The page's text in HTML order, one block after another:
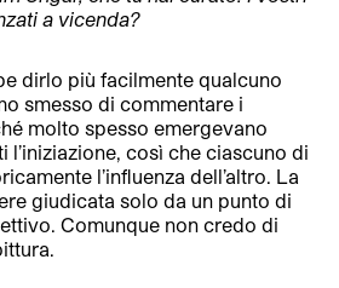
a vicenda?
dirlo più facilmente qualcuno
smesso di commentare i
molto spesso emergevano
l’iniziazione, così che ciascuno di
l’influenza dell’altro. La
giudicata solo da un punto di
Comunque non credo di